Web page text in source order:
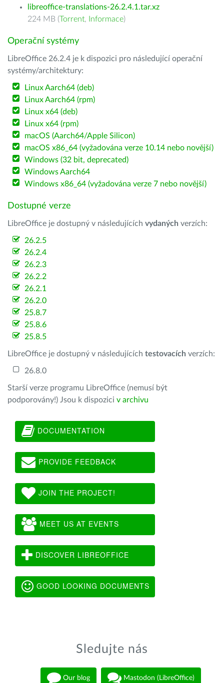
libreoffice-translations-26.2.4.1.tar.xz
224 MB (Torrent, Informace)
Operační systémy
LibreOffice 26.2.4 je k dispozici pro následující operační
systémy/architektury:
Linux Aarch64 (deb)
Linux Aarch64 (rpm)
Linux x64 (deb)
Linux x64 (rpm)
macOS (Aarch64/Apple Silicon)
macOS x86_64 (vyžadována verze 10.14 nebo novější)
Windows (32 bit, deprecated)
Windows Aarch64
Windows x86_64 (vyžadována verze 7 nebo novější)
Dostupné verze
LibreOffice je dostupný v následujících vydaných verzích:
26.2.5
26.2.4
26.2.3
26.2.2
26.2.1
26.2.0
25.8.7
25.8.6
25.8.5
LibreOffice je dostupný v následujících testovacích verzích:
26.8.0
Starší verze programu LibreOffice (nemusí být
podporovány!) Jsou k dispozici v archivu
DOCUMENTATION
PROVIDE FEEDBACK
JOIN THE PROJECT!
MEET US AT EVENTS
DISCOVER LIBREOFFICE
GOOD LOOKING DOCUMENTS
Sledujte nás
Our blog Mastodon (LibreOffice)